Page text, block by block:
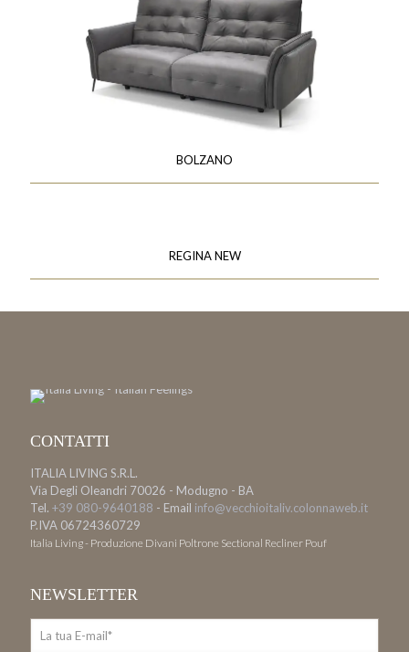
BOLZANO
REGINA NEW
CONTATTI
ITALIA LIVING S.R.L.
Via Degli Oleandri 70026 - Modugno - BA
Tel. +39 080-9640188 - Email info@vecchioitaliv.colonnaweb.it
P.IVA 06724360729
Italia Living - Produzione Divani Poltrone Sectional Recliner Pouf
NEWSLETTER